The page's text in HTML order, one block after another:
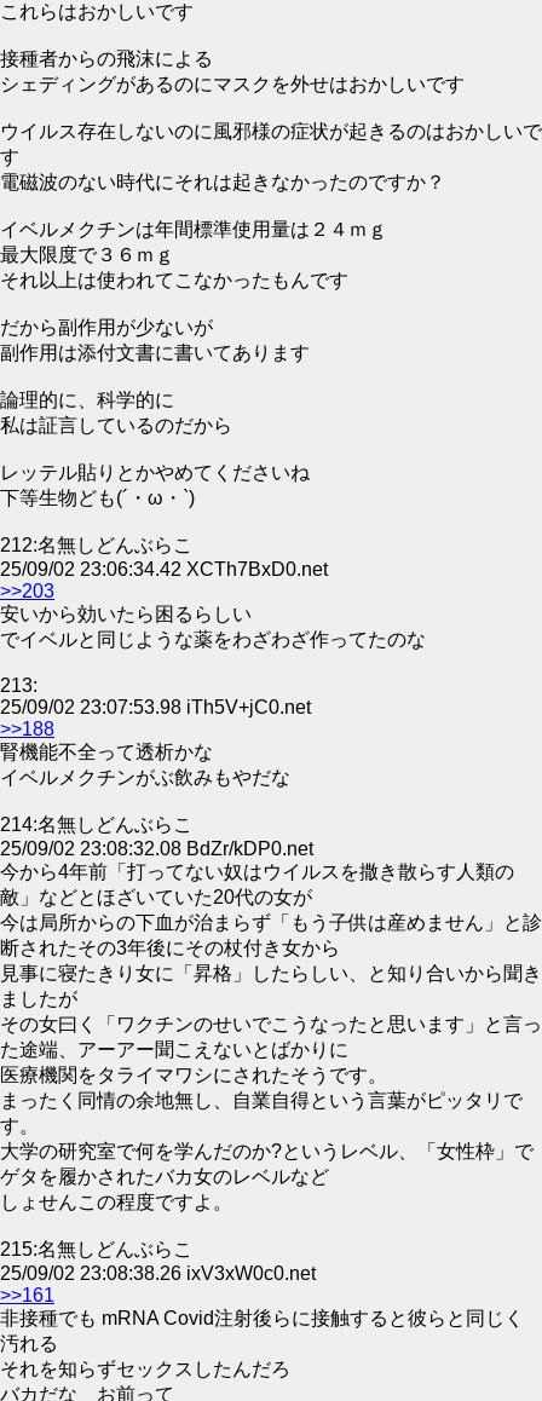
これらはおかしいです
接種者からの飛沫による
シェディングがあるのにマスクを外せはおかしいです
ウイルス存在しないのに風邪様の症状が起きるのはおかしいで
す
電磁波のない時代にそれは起きなかったのですか？
イベルメクチンは年間標準使用量は２４ｍｇ
最大限度で３６ｍｇ
それ以上は使われてこなかったもんです
だから副作用が少ないが
副作用は添付文書に書いてあります
論理的に、科学的に
私は証言しているのだから
レッテル貼りとかやめてくださいね
下等生物ども(´・ω・`)
212:名無しどんぶらこ
25/09/02 23:06:34.42 XCTh7BxD0.net
>>203
安いから効いたら困るらしい
でイベルと同じような薬をわざわざ作ってたのな
213:
25/09/02 23:07:53.98 iTh5V+jC0.net
>>188
腎機能不全って透析かな
イベルメクチンがぶ飲みもやだな
214:名無しどんぶらこ
25/09/02 23:08:32.08 BdZr/kDP0.net
今から4年前「打ってない奴はウイルスを撒き散らす人類の
敵」などとほざいていた20代の女が
今は局所からの下血が治まらず「もう子供は産めません」と診
断されたその3年後にその杖付き女から
見事に寝たきり女に「昇格」したらしい、と知り合いから聞き
ましたが
その女曰く「ワクチンのせいでこうなったと思います」と言っ
た途端、アーアー聞こえないとばかりに
医療機関をタライマワシにされたそうです。
まったく同情の余地無し、自業自得という言葉がピッタリで
す。
大学の研究室で何を学んだのか?というレベル、「女性枠」で
ゲタを履かされたバカ女のレベルなど
しょせんこの程度ですよ。
215:名無しどんぶらこ
25/09/02 23:08:38.26 ixV3xW0c0.net
>>161
非接種でも mRNA Covid注射後らに接触すると彼らと同じく
汚れる
それを知らずセックスしたんだろ
バカだな お前って